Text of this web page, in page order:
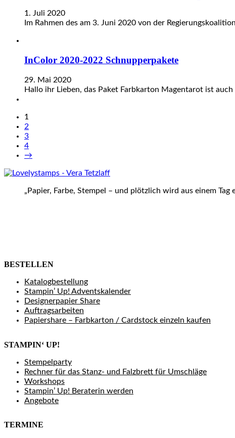
1. Juli 2020
Im Rahmen des am 3. Juni 2020 von der
InColor 2020-2022 Schnupperpakete
29. Mai 2020
Hallo ihr Lieben, das Paket Farbkarton Magentarot ist
1
2
3
4
→
„Papier, Farbe, Stempel – und plötzlich wird aus einem Tag
BESTELLEN
Katalogbestellung
Stampin’ Up! Adventskalender
Designerpapier Share
Auftragsarbeiten
Papiershare – Farbkarton / Cardstock einzeln kaufen
STAMPIN‘ UP!
Stempelparty
Rechner für das Stanz- und Falzbrett für Umschläge
Workshops
Stampin’ Up! Beraterin werden
Angebote
TERMINE